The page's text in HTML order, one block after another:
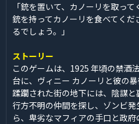
「銃を置いて、カノーリを取って
銃を持ってカノーリを食べてく
るでしょう。」
ストーリー
このゲームは、1925 年頃の禁酒
台に、ヴィニー カノーリと彼の
蹂躙された街の地下には、陰謀と
行方不明の仲間を探し、ゾンビ
ら、卑劣なマフィアの手口と政府